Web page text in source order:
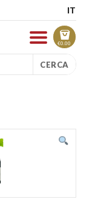
IT
€0.00
CERCA